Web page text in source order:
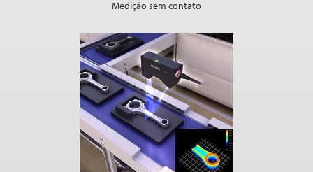
Medição sem contato